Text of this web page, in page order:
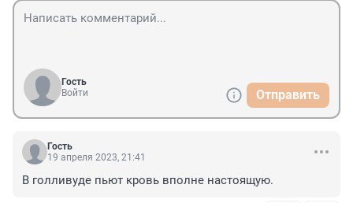
Гость
Войти
Отправить
Гость
19 апреля 2023, 21:41
В голливуде пьют кровь вполне настоящую.